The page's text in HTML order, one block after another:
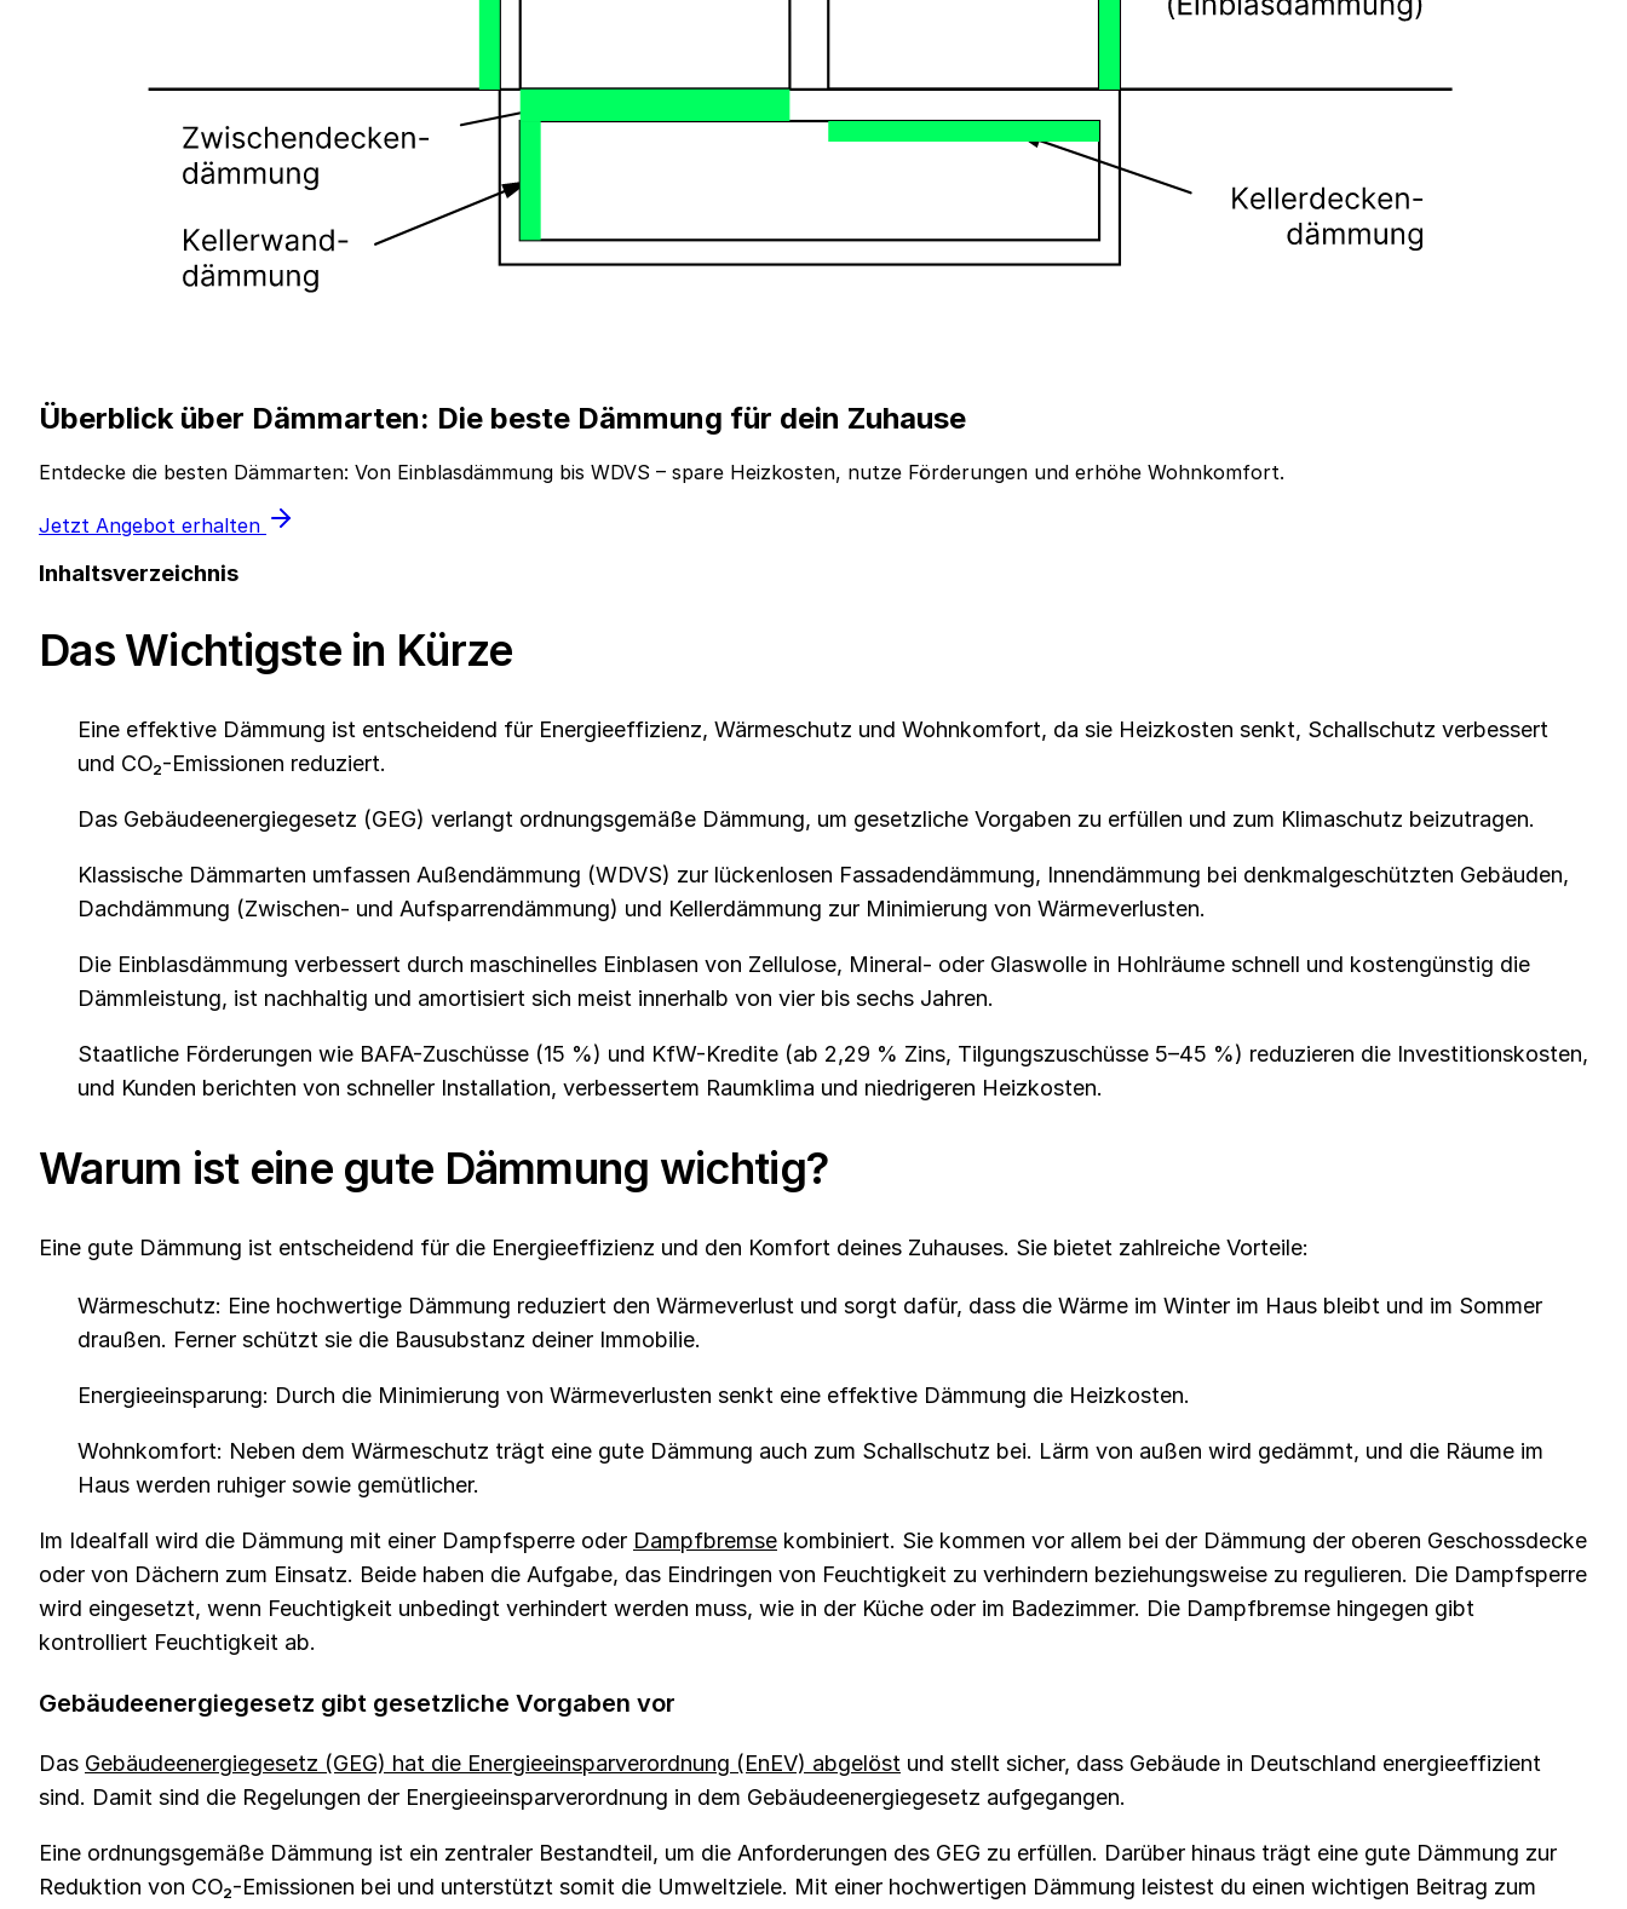
Überblick über Dämmarten: Die beste Dämmung für dein Zuhause
Entdecke die besten Dämmarten: Von Einblasdämmung bis WDVS – spare Heizkosten, nutze Förderungen und erhöhe Wohnkomfort.
Jetzt Angebot erhalten
Inhaltsverzeichnis
Das Wichtigste in Kürze
Eine effektive Dämmung ist entscheidend für Energieeffizienz, Wärmeschutz und Wohnkomfort, da sie Heizkosten senkt, Schallschutz verbessert
und CO₂-Emissionen reduziert.
Das Gebäudeenergiegesetz (GEG) verlangt ordnungsgemäße Dämmung, um gesetzliche Vorgaben zu erfüllen und zum Klimaschutz beizutragen.
Klassische Dämmarten umfassen Außendämmung (WDVS) zur lückenlosen Fassadendämmung, Innendämmung bei denkmalgeschützten Gebäuden,
Dachdämmung (Zwischen- und Aufsparrendämmung) und Kellerdämmung zur Minimierung von Wärmeverlusten.
Die Einblasdämmung verbessert durch maschinelles Einblasen von Zellulose, Mineral- oder Glaswolle in Hohlräume schnell und kostengünstig die
Dämmleistung, ist nachhaltig und amortisiert sich meist innerhalb von vier bis sechs Jahren.
Staatliche Förderungen wie BAFA-Zuschüsse (15 %) und KfW-Kredite (ab 2,29 % Zins, Tilgungszuschüsse 5–45 %) reduzieren die Investitionskosten,
und Kunden berichten von schneller Installation, verbessertem Raumklima und niedrigeren Heizkosten.
Warum ist eine gute Dämmung wichtig?
Eine gute Dämmung ist entscheidend für die Energieeffizienz und den Komfort deines Zuhauses. Sie bietet zahlreiche Vorteile:
Wärmeschutz: Eine hochwertige Dämmung reduziert den Wärmeverlust und sorgt dafür, dass die Wärme im Winter im Haus bleibt und im Sommer
draußen. Ferner schützt sie die Bausubstanz deiner Immobilie.
Energieeinsparung: Durch die Minimierung von Wärmeverlusten senkt eine effektive Dämmung die Heizkosten.
Wohnkomfort: Neben dem Wärmeschutz trägt eine gute Dämmung auch zum Schallschutz bei. Lärm von außen wird gedämmt, und die Räume im
Haus werden ruhiger sowie gemütlicher.
Im Idealfall wird die Dämmung mit einer Dampfsperre oder Dampfbremse kombiniert. Sie kommen vor allem bei der Dämmung der oberen Geschossdecke
oder von Dächern zum Einsatz. Beide haben die Aufgabe, das Eindringen von Feuchtigkeit zu verhindern beziehungsweise zu regulieren. Die Dampfsperre
wird eingesetzt, wenn Feuchtigkeit unbedingt verhindert werden muss, wie in der Küche oder im Badezimmer. Die Dampfbremse hingegen gibt
kontrolliert Feuchtigkeit ab.
Gebäudeenergiegesetz gibt gesetzliche Vorgaben vor
Das Gebäudeenergiegesetz (GEG) hat die Energieeinsparverordnung (EnEV) abgelöst und stellt sicher, dass Gebäude in Deutschland energieeffizient
sind. Damit sind die Regelungen der Energieeinsparverordnung in dem Gebäudeenergiegesetz aufgegangen.
Eine ordnungsgemäße Dämmung ist ein zentraler Bestandteil, um die Anforderungen des GEG zu erfüllen. Darüber hinaus trägt eine gute Dämmung zur
Reduktion von CO₂-Emissionen bei und unterstützt somit die Umweltziele. Mit einer hochwertigen Dämmung leistest du einen wichtigen Beitrag zum